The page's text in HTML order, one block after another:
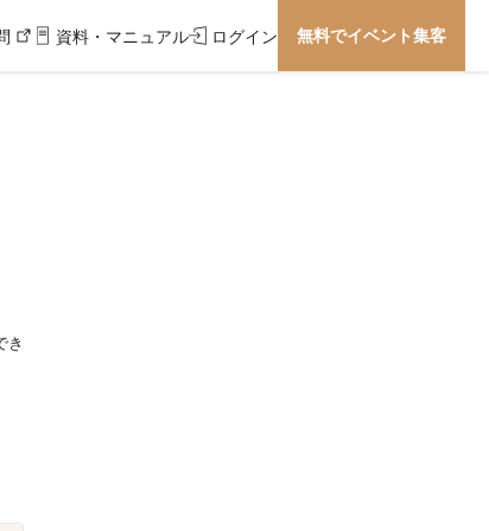
資料・マニュアル ログイン 無料でイベント集客
き